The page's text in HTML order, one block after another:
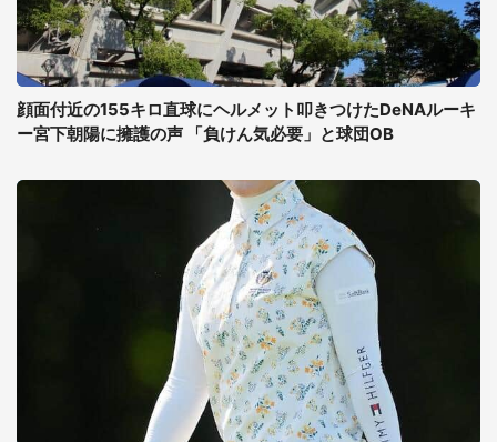
顔面付近の155キロ直球にヘルメット叩きつけたDeNAルーキ
ー宮下朝陽に擁護の声 「負けん気必要」と球団OB